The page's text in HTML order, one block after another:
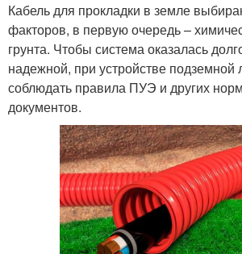
Кабель для прокладки в земле
факторов, в первую очередь –
грунта. Чтобы система оказалась
надежной, при устройстве подземной
соблюдать правила ПУЭ и других
документов.